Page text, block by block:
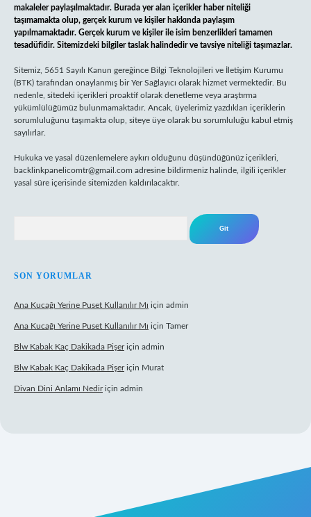
makaleler paylaşılmaktadır. Burada yer alan içerikler haber niteliği
taşımamakta olup, gerçek kurum ve kişiler hakkında paylaşım
yapılmamaktadır. Gerçek kurum ve kişiler ile isim benzerlikleri tamamen
tesadüfidir. Sitemizdeki bilgiler taslak halindedir ve tavsiye niteliği taşımazlar.
Sitemiz, 5651 Sayılı Kanun gereğince Bilgi Teknolojileri ve İletişim Kurumu
(BTK) tarafından onaylanmış bir Yer Sağlayıcı olarak hizmet vermektedir. Bu
nedenle, sitedeki içerikleri proaktif olarak denetleme veya araştırma
yükümlülüğümüz bulunmamaktadır. Ancak, üyelerimiz yazdıkları içeriklerin
sorumluluğunu taşımakta olup, siteye üye olarak bu sorumluluğu kabul etmiş
sayılırlar.
Hukuka ve yasal düzenlemelere aykırı olduğunu düşündüğünüz içerikleri,
backlinkpanelicomtr@gmail.com adresine bildirmeniz halinde, ilgili içerikler
yasal süre içerisinde sitemizden kaldırılacaktır.
SON YORUMLAR
Ana Kucağı Yerine Puset Kullanılır Mı için admin
Ana Kucağı Yerine Puset Kullanılır Mı için Tamer
Blw Kabak Kaç Dakikada Pişeriçin admin
Blw Kabak Kaç Dakikada Pişeriçin Murat
Divan Dini Anlamı Nediriçin admin